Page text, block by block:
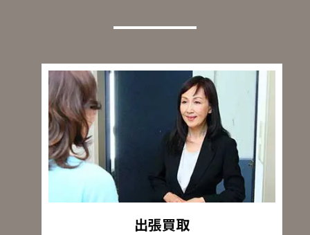
出張買取